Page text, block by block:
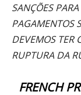
SANÇÕES
PAGAMENTOS
DEVEMOS TER
RUPTURA DA
FRENCH